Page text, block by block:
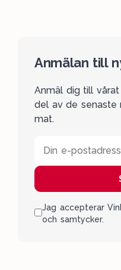
Anmälan till
Anmäl dig till
del av de senaste
mat.
Din e-postadress
Jag accepterar
och samtycker.